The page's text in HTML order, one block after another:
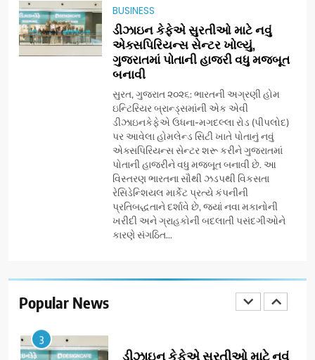
BUSINESS
ડીઝાઇન કેફેએ સુરતીઓ માટે નવું
એક્સપિરિયન્સ સેન્ટર ખોલ્યું,
ગુજરાતમાં પોતાની હાજરી વધુ મજબૂત
બનાવી
સુરત, ગુજરાત ૨૦૨૬: ભારતની અગ્રણી હોમ
ઇન્ટિરિયર બ્રાન્ડ્સમાંની એક એવી
ડીઝાઇનકેફેએ ઉધના-મગદલ્લા રોડ (પીપલોદ)
પર આવેલા હોમલેન્ડ સિટી ખાતે પોતાનું નવું
એક્સપિરિયન્સ સેન્ટર શરૂ કરીને ગુજરાતમાં
પોતાની હાજરીને વધુ મજબૂત બનાવી છે. આ
વિસ્તરણ ભારતના સૌથી ઝડપથી વિકસતા
રેસિડેન્શિયલ માર્કેટ પ્રત્યે કંપનીની
પ્રતિબદ્ધતાને દર્શાવે છે, જ્યાં નવા મકાનોની
ખરીદી અને ગ્રાહકોની બદલાતી પસંદગીઓને
કારણે સંગઠિત...
Popular News
ટેરોટ રીડર પુનિતજી લુલ્લા એ ટેરોટ
કાર્ડ રીડિંગ અંગે માહિતી આપી
AHMEDABAD
8
ગ્લોબલ એક્સેલન્સ ફોરમ દ્વારા
નેશનલ લીડરશિપ કોન્કલેવ તથા
ભારત સમ્માન ૨૦૨૬નો ભવ્ય અને
પ્રતિષ્ઠિત કાર્યક્રમ નવી દિલ્હીમાં
સફળતાપૂર્વક યોજાયો
BUSINESS
ગેટ સેટ ગો રિવ્યુ: ગુજરાતી
સિનેમામાં એક્શન અને રોમાંચનો
એક તદ્દન નવો અને અનોખો
અંદાજ
ENTERTAINMENT
ગ્રાન્ડ એન્ટ્રી: સિદ્ધાર્થ રાંદેરિયાની
‘ટોમ એન્ડ ચેરી’ સાથે નવા યુગની
3
ડીઝાઇન કેફેએ સુરતીઓ માટે નવું